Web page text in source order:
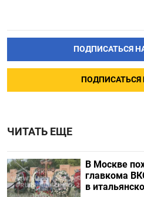
ПОДПИСАТЬСЯ
ПОДПИСАТЬСЯ
ЧИТАТЬ ЕЩЕ
В Москве
главкома
в